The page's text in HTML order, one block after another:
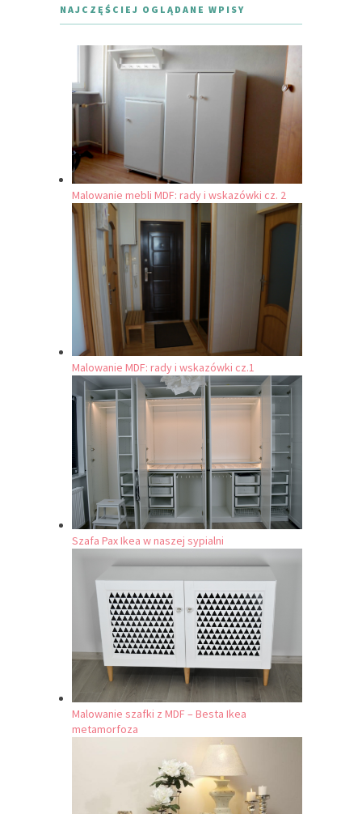
NAJCZĘŚCIEJ OGLĄDANE WPISY
Malowanie mebli MDF: rady i wskazówki cz. 2
Malowanie MDF: rady i wskazówki cz.1
Szafa Pax Ikea w naszej sypialni
Malowanie szafki z MDF – Besta Ikea
metamorfoza